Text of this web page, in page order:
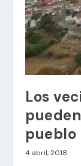
Los
pueblo
4 abril, 2018